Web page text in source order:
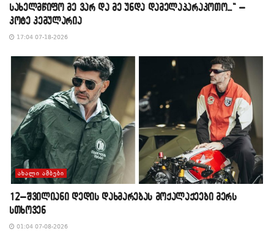
სახელმწიფო მე ვარ და მე უნდა დამელაპარაკოთო…“ –
კოტე კემულარია
17:04 07-18-2026
ᲐᲮᲐᲚᲘ ᲐᲛᲑᲔᲑᲘ
12–შვილიანი დედის დახმარებას მოქალაქეები მერს
სთხოვენ
01:04 07-08-2026